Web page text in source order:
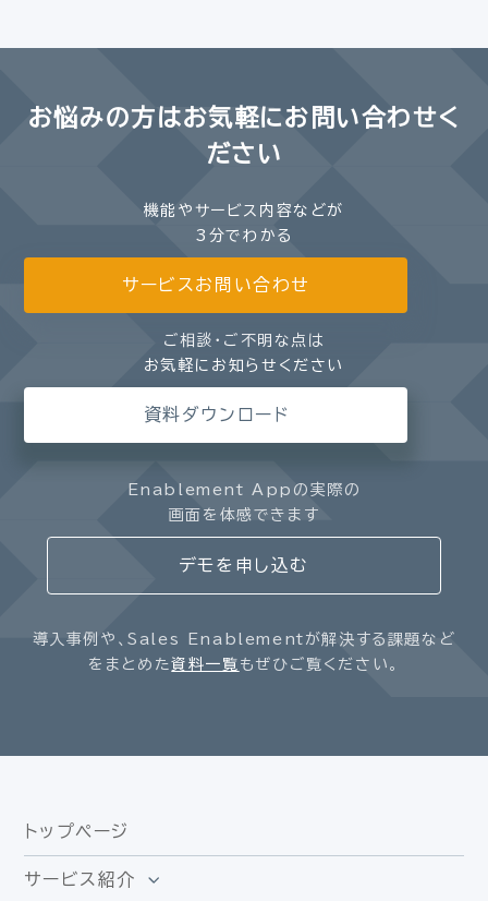
お悩みの方はお気軽にお問い合わせく
ださい
機能やサービス内容などが
3分でわかる
サービスお問い合わせ
ご相談・ご不明な点は
お気軽にお知らせください
資料ダウンロード
Enablement Appの実際の
画面を体感できます
デモを申し込む
導入事例や、Sales Enablementが解決する課題など
をまとめた資料一覧 もぜひご覧ください。
トップページ
サービス紹介